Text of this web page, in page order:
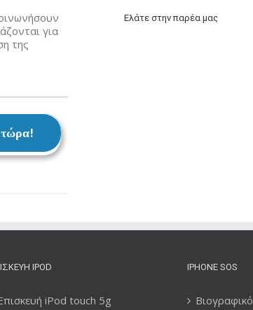
για
της
Ελάτε στην παρέα μας
IPOD
iPod touch 5g
IPHONE SOS
Βιογραφικό